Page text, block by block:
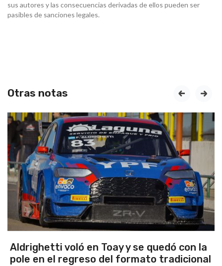
sus autores y las consecuencias derivadas de ellos pueden ser
pasibles de sanciones legales.
Otras notas
Aldrighetti voló en Toay y se quedó con la
pole en el regreso del formato tradicional
prev next